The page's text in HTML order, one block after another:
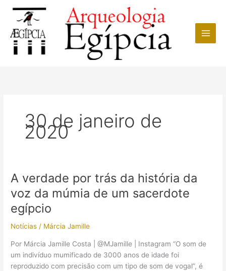
conteúdo
30 de janeiro de
2020
A verdade por trás da história da
voz da múmia de um sacerdote
egípcio
Notícias / Márcia Jamille
Por Márcia Jamille Costa | @MJamille | Instagram “O som de
um indivíduo mumificado de 3000 anos de idade foi
reproduzido com precisão com um tipo de som de vogal”, é